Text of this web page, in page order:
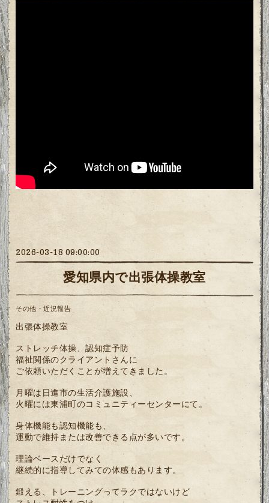
2026-03-18 09:00:00
愛知県内で出張体操教室
その他・近況報告
出張体操教室
ストレッチ体操、認知症予防
福祉関係のクライアントさんに
ご依頼いただくことが増えてきました。
月曜は日進市の生活介護施設、
火曜には東浦町のコミュニティーセンターにて。
身体機能も認知機能も、
運動で維持または改善できる点が多いです。
理論ベースだけでなく
継続的に指導してみての体感もあります。
鍛える、トレーニングってラクではないけど